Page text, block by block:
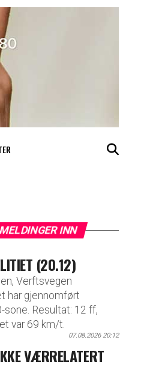
INN
(20.12)
Verftsvegen
har gjennomført
sone. Resultat: 12 ff,
var 69 km/t.
07.08.2026 20:12
VÆRRELATERT